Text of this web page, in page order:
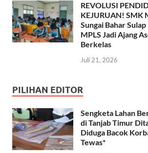
REVOLUSI
KEJURUAN! SMK
Sungai Bahar
MPLS Jadi Ajang
Berkelas
Juli 21, 2026
PILIHAN EDITOR
Sengketa Lahan
di Tanjab Timur
Diduga Bacok
Tewas*